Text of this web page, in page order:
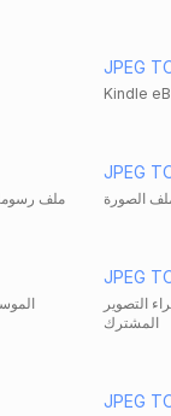
JPEG
Kindle
ملف
JPEG
الصورة
JPEG
التصوير
المشترك
JPEG